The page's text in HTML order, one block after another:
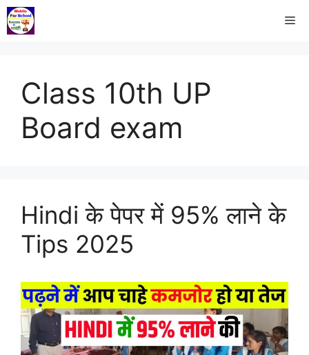
Class 10th UP
Board exam
Hindi के पेपर में 95% लाने के
Tips 2025